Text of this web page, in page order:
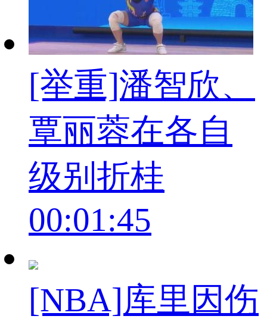
[举重]潘智欣、
覃丽蓉在各自
级别折桂
00:01:45
[NBA]库里因伤